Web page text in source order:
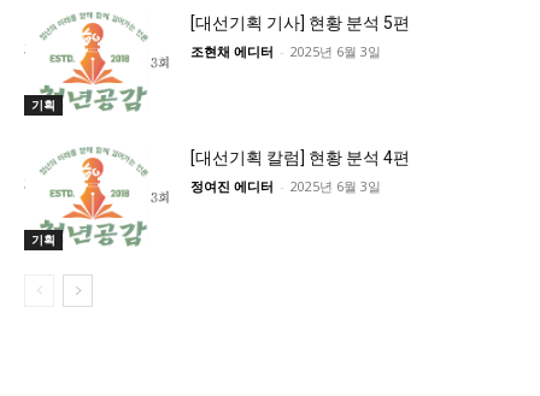
기획
[대선기획 기사] 현황 분석 5편
조현채 에디터 - 2025년 6월 3일
기획
[대선기획 칼럼] 현황 분석 4편
정여진 에디터 - 2025년 6월 3일